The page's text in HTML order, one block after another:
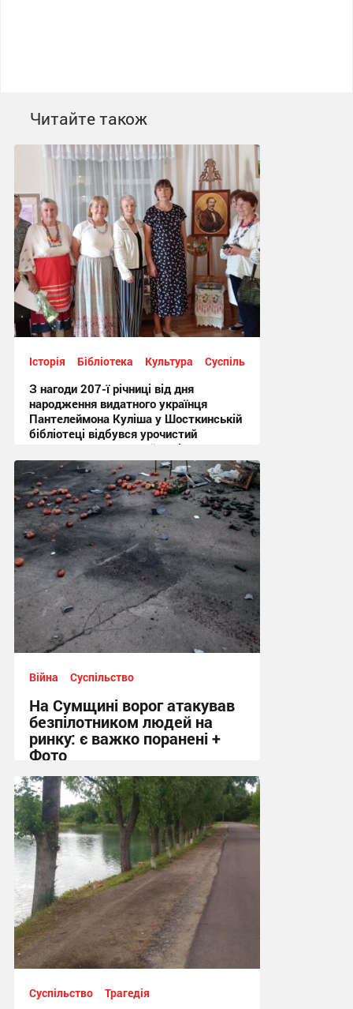
Читайте також
Історія Бібліотека Культура Суспільство
З нагоди 207-ї річниці від дня
народження видатного українця
Пантелеймона Куліша у Шосткинській
бібліотеці відбувся урочистий
культурно-мистецький захід + Фото
12:44, 7.08.2026
Війна Суспільство
На Сумщині ворог атакував
безпілотником людей на
ринку: є важко поранені +
Фото
10:41, 7.08.2026
Суспільство Трагедія